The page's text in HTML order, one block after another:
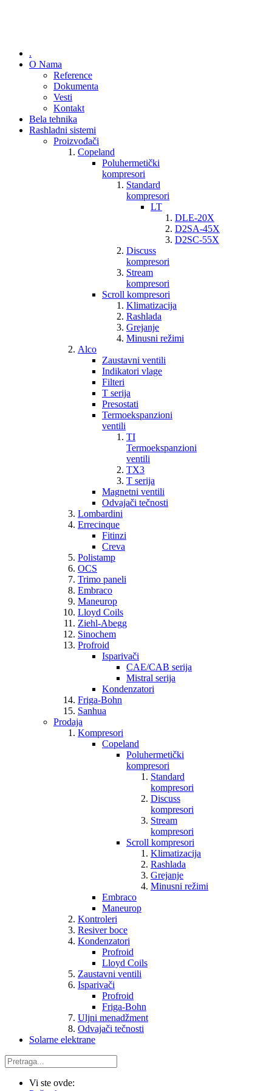
.
O Nama
Reference
Dokumenta
Vesti
Kontakt
Bela tehnika
Rashladni sistemi
Proizvođači
Copeland
Poluhermetički
kompresori
Standard
kompresori
LT
DLE-20X
D2SA-45X
D2SC-55X
Discuss
kompresori
Stream
kompresori
Scroll kompresori
Klimatizacija
Rashlada
Grejanje
Minusni režimi
Alco
Zaustavni ventili
Indikatori vlage
Filteri
T serija
Presostati
Termoekspanzioni
ventili
TI
Termoekspanzioni
ventili
TX3
T serija
Magnetni ventili
Odvajači tečnosti
Lombardini
Errecinque
Fitinzi
Creva
Polistamp
OCS
Trimo paneli
Embraco
Maneurop
Lloyd Coils
Ziehl-Abegg
Sinochem
Profroid
Isparivači
CAE/CAB serija
Mistral serija
Kondenzatori
Friga-Bohn
Sanhua
Prodaja
Kompresori
Copeland
Poluhermetički
kompresori
Standard
kompresori
Discuss
kompresori
Stream
kompresori
Scroll kompresori
Klimatizacija
Rashlada
Grejanje
Minusni režimi
Embraco
Maneurop
Kontroleri
Resiver boce
Kondenzatori
Profroid
Lloyd Coils
Zaustavni ventili
Isparivači
Profroid
Friga-Bohn
Uljni menadžment
Odvajači tečnosti
Solarne elektrane
Vi ste ovde: